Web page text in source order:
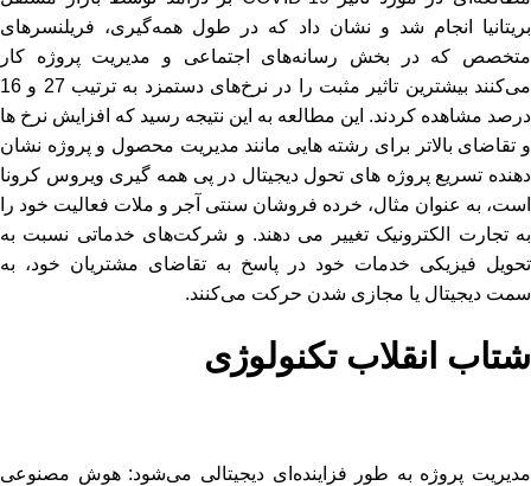
بریتانیا انجام شد و نشان داد که در طول همه‌گیری، فریلنسرهای
متخصص که در بخش رسانه‌های اجتماعی و مدیریت پروژه کار
می‌کنند بیشترین تاثیر مثبت را در نرخ‌های دستمزد به ترتیب 27 و 16
درصد مشاهده کردند. این مطالعه به این نتیجه رسید که افزایش نرخ ها
و تقاضای بالاتر برای رشته هایی مانند مدیریت محصول و پروژه نشان
دهنده تسریع پروژه های تحول دیجیتال در پی همه گیری ویروس کرونا
است، به عنوان مثال، خرده فروشان سنتی آجر و ملات فعالیت خود را
به تجارت الکترونیک تغییر می دهند. و شرکت‌های خدماتی نسبت به
تحویل فیزیکی خدمات خود در پاسخ به تقاضای مشتریان خود، به
سمت دیجیتال یا مجازی شدن حرکت می‌کنند.
شتاب انقلاب تکنولوژی
مدیریت پروژه به طور فزاینده‌ای دیجیتالی می‌شود: هوش مصنوعی